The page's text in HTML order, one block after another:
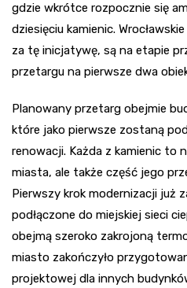
gdzie wkrótce rozpocznie się
dziesięciu kamienic.
za tę inicjatywę, są na etapie
przetargu na pierwsze dwa
Planowany przetarg obejmie
które jako pierwsze zostaną
renowacji. Każda z kamienic to
miasta, ale także część jego
Pierwszy krok modernizacji już
podłączone do miejskiej sieci
obejmą szeroko zakrojoną
miasto zakończyło
projektowej dla innych